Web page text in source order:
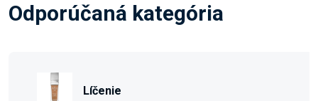
Odporúčaná kategória
Líčenie